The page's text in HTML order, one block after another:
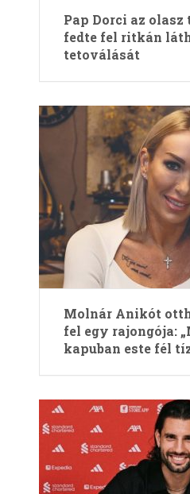
Pap Dorci az
fedte fel ritkán
tetoválását
Molnár Anikót
fel egy rajongója:
kapuban este fél